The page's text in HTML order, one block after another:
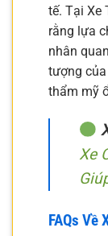
tế. Tại Xe
rằng lựa
nhân
tượng
thẩm mỹ
Xe
FAQs Về